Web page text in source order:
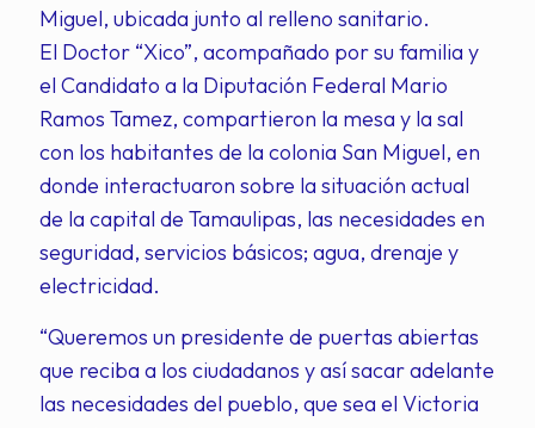
Miguel, ubicada junto al relleno sanitario.
El Doctor “Xico”, acompañado por su familia y
el Candidato a la Diputación Federal Mario
Ramos Tamez, compartieron la mesa y la sal
con los habitantes de la colonia San Miguel, en
donde interactuaron sobre la situación actual
de la capital de Tamaulipas, las necesidades en
seguridad, servicios básicos; agua, drenaje y
electricidad.
“Queremos un presidente de puertas abiertas
que reciba a los ciudadanos y así sacar adelante
las necesidades del pueblo, que sea el Victoria